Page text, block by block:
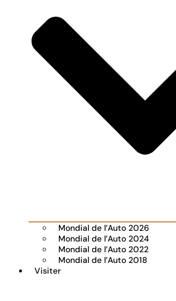
Mondial de l’Auto 2026
Mondial de l’Auto 2024
Mondial de l’Auto 2022
Mondial de l’Auto 2018
Visiter